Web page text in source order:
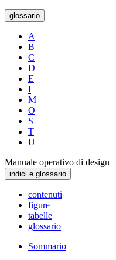
glossario
A
B
C
D
E
I
M
O
S
T
U
Manuale operativo di design
indici e glossario
contenuti
figure
tabelle
glossario
Sommario